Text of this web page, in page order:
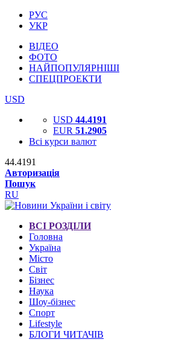
РУС
УКР
ВІДЕО
ФОТО
НАЙПОПУЛЯРНІШІ
СПЕЦПРОЕКТИ
USD
USD 44.4191
EUR 51.2905
Всі курси валют
44.4191
Авторизація
Пошук
RU
ВСІ РОЗДІЛИ
Головна
Україна
Місто
Світ
Бізнес
Наука
Шоу-бізнес
Спорт
Lifestyle
БЛОГИ ЧИТАЧІВ